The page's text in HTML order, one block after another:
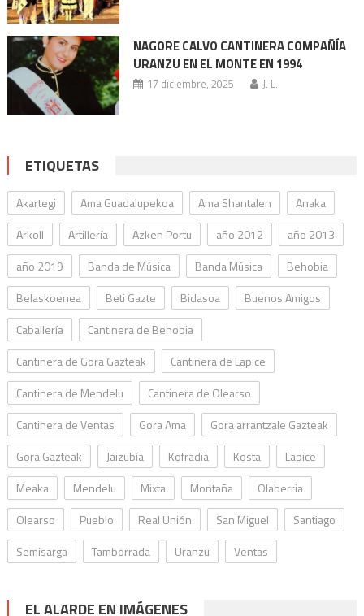
NAGORE CALVO CANTINERA COMPAÑÍA
URANZU EN EL MONTE EN 1994
17 diciembre, 2025 J. L.
ETIQUETAS
Akartegi Ama Guadalupekoa Ama Shantalen
Anaka
Arkoll
Artillería Azken Portu año 2012
año 2013
año 2019
Banda de Música Banda Música
Behobia
Belaskoenea
Beti Gazte Bidasoa
Buenos Amigos
Caballería
Cantinera de Behobia
Cantinera de Gora Gazteak
Cantinera de Lapice
Cantinera de Mendelu
Cantinera de Olearso
Cantinera de Ventas
Gora Ama
Gora arrantzale Gazteak
Gora Gazteak
Jaizubía Kofradia Kosta
Lapice
Meaka
Mendelu Mixta Montaña
Olaberria
Olearso
Pueblo Real Unión San Miguel
Santiago
Semisarga
Tamborrada Uranzu Ventas
EL ALARDE EN IMÁGENES